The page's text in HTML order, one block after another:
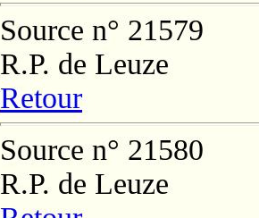
Source n° 21579
R.P. de Leuze
Retour
Source n° 21580
R.P. de Leuze